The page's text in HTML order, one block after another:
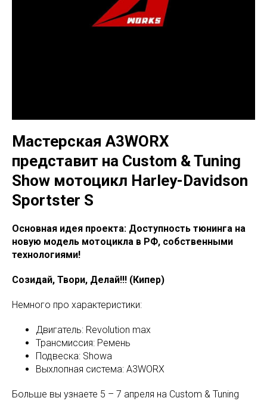
Мастерская A3WORX
представит на Custom & Tuning
Show мотоцикл Harley-Davidson
Sportster S
Основная идея проекта: Доступность тюнинга на
новую модель мотоцикла в РФ, собственными
технологиями!
Созидай, Твори, Делай!!! (Кипер)
Немного про характеристики:
Двигатель: Revolution max
Трансмиссия: Ремень
Подвеска: Showa
Выхлопная система: A3WORX
Больше вы узнаете 5 – 7 апреля на Custom & Tuning